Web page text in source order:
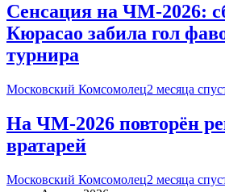
Сенсация на ЧМ-2026:
Кюрасао забила гол
турнира
Московский Комсомолец2 месяца
На ЧМ-2026 повторён
вратарей
Московский Комсомолец2 месяца